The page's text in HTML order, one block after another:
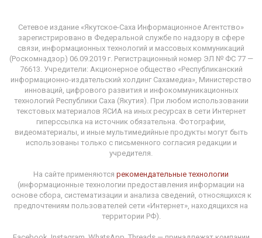
Сетевое издание «Якутское-Саха Информационное Агентство»
зарегистрировано в Федеральной службе по надзору в сфере
связи, информационных технологий и массовых коммуникаций
(Роскомнадзор) 06.09.2019 г. Регистрационный номер ЭЛ № ФС 77 —
76613. Учредители: Акционерное общество «Республиканский
информационно-издательский холдинг Сахамедиа», Министерство
инноваций, цифрового развития и инфокоммуникационных
технологий Республики Саха (Якутия). При любом использовании
текстовых материалов ЯСИА на иных ресурсах в сети Интернет
гиперссылка на источник обязательна. Фотографии,
видеоматериалы, и иные мультимедийные продукты могут быть
использованы только с письменного согласия редакции и
учредителя.
На сайте применяются рекомендательные технологии
(информационные технологии предоставления информации на
основе сбора, систематизации и анализа сведений, относящихся к
предпочтениям пользователей сети «Интернет», находящихся на
территории РФ).